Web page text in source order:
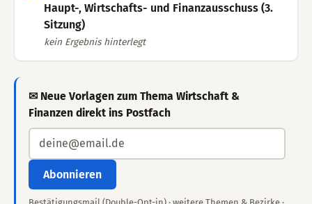
Haupt-, Wirtschafts- und Finanzausschuss (3.
Sitzung)
kein Ergebnis hinterlegt
✉ Neue Vorlagen zum Thema Wirtschaft &
Finanzen direkt ins Postfach
Abonnieren